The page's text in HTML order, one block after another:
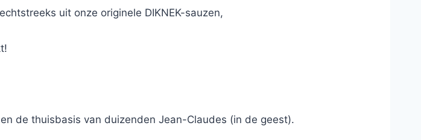
uit onze originele DIKNEK-sauzen,
de thuisbasis van duizenden Jean-Claudes (in de geest).